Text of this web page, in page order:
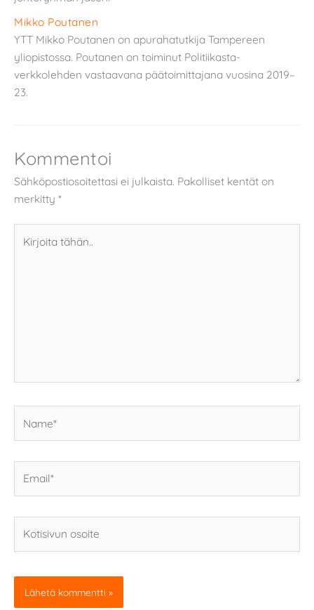
Mikko Poutanen
YTT Mikko Poutanen on apurahatutkija Tampereen
yliopistossa. Poutanen on toiminut Politiikasta-
verkkolehden vastaavana päätoimittajana vuosina 2019–
23.
Kommentoi
Sähköpostiosoitettasi ei julkaista. Pakolliset kentät on
merkitty *
tähän..
osoite